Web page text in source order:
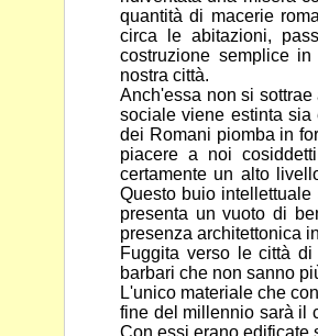
quantità di macerie
circa le abitazioni,
costruzione semplice in
nostra città.
Anch'essa non si
sociale viene estinta sia
dei Romani piomba in
piacere a noi
certamente un alto
Questo buio
presenta un vuoto di
presenza architettonica
Fuggita verso le città
barbari che non sanno
L'unico materiale che
fine del millennio sarà il
Con essi erano edificate